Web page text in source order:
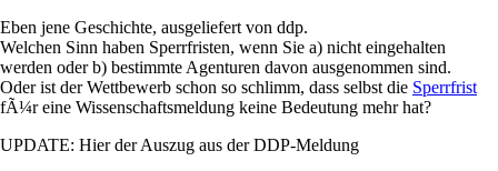
Eben jene Geschichte, ausgeliefert von ddp.
Welchen Sinn haben Sperrfristen, wenn Sie a) nicht eingehalten
werden oder b) bestimmte Agenturen davon ausgenommen sind.
Oder ist der Wettbewerb schon so schlimm, dass selbst die Sperrfrist
fÃ¼r eine Wissenschaftsmeldung keine Bedeutung mehr hat?
UPDATE: Hier der Auszug aus der DDP-Meldung